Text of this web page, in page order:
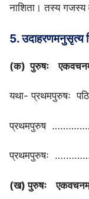
नाशिता। तस्य
5. उदाहरणमनुसृत्य
(क) पुरुषः
यथा- प्रथमपुरुषः
प्रथमपुरुष
प्रथमपुरुषः
(ख) पुरुषः